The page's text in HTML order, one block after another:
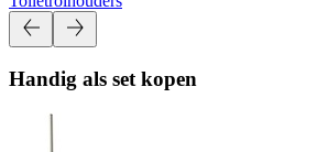
Handig als set kopen